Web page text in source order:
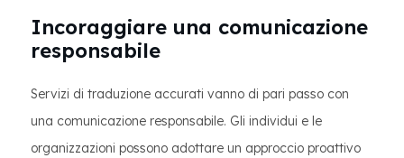
Incoraggiare una comunicazione
responsabile
Servizi di traduzione accurati vanno di pari passo con
una comunicazione responsabile. Gli individui e le
organizzazioni possono adottare un approccio proattivo